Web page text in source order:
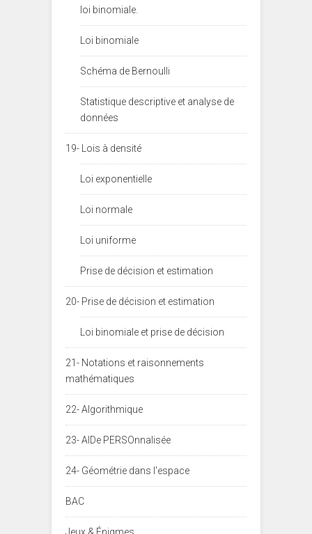
loi binomiale.
Loi binomiale
Schéma de Bernoulli
Statistique descriptive et analyse de
données
19- Lois à densité
Loi exponentielle
Loi normale
Loi uniforme
Prise de décision et estimation
20- Prise de décision et estimation
Loi binomiale et prise de décision
21- Notations et raisonnements
mathématiques
22- Algorithmique
23- AIDe PERSOnnalisée
24- Géométrie dans l'espace
BAC
Jeux & Énigmes